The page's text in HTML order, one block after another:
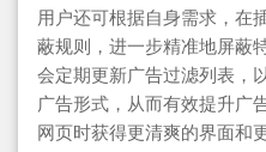
用户还可根据自身需求，在
蔽规则，进一步精准地屏蔽
会定期更新广告过滤列表，
广告形式，从而有效提升广
网页时获得更清爽的界面和